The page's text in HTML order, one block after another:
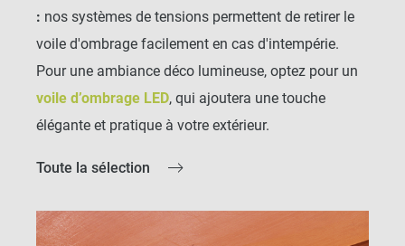
plus écologique et esthétique. Découvrez notre
gamme devoiles d’ombrage en cocopour ajouter
une touche unique à votre extérieur.
COMMENT INSTALLER
UN VOILE D'OMBRAGE
TENSION OPTIMALE
: nos systèmes de tensions permettent de retirer le
voile d'ombrage facilement en cas d'intempérie.
Pour une ambiance déco lumineuse, optez pour un
voile d’ombrage LED, qui ajoutera une touche
élégante et pratique à votre extérieur.
Toute la sélection